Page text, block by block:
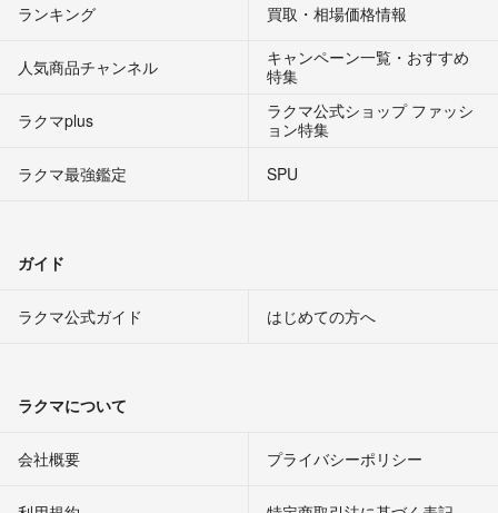
ランキング 買取・相場価格情報
人気商品チャンネル
キャンペーン一覧・おすすめ
特集
ラクマplus
ラクマ公式ショップ ファッシ
ョン特集
ラクマ最強鑑定
SPU
ガイド
ラクマ公式ガイド はじめての方へ
ラクマについて
会社概要 プライバシーポリシー